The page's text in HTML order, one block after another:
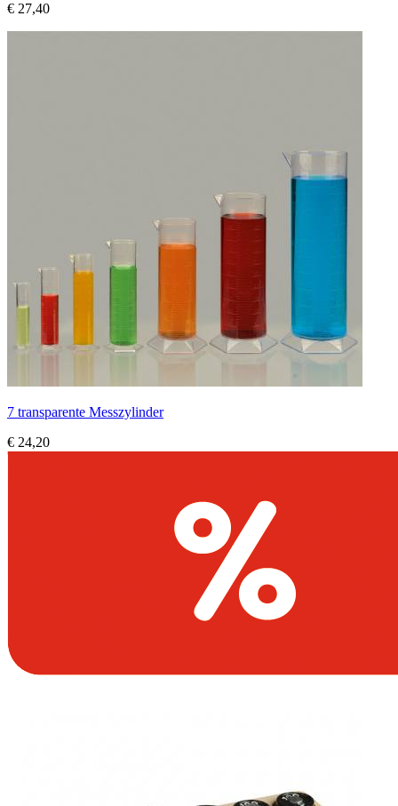
€ 27,40
7 transparente Messzylinder
€ 24,20